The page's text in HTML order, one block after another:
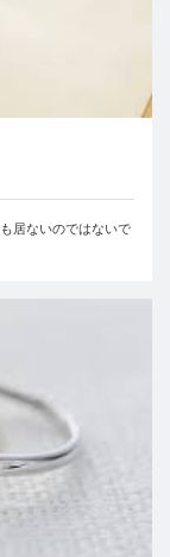
居ないのではないで